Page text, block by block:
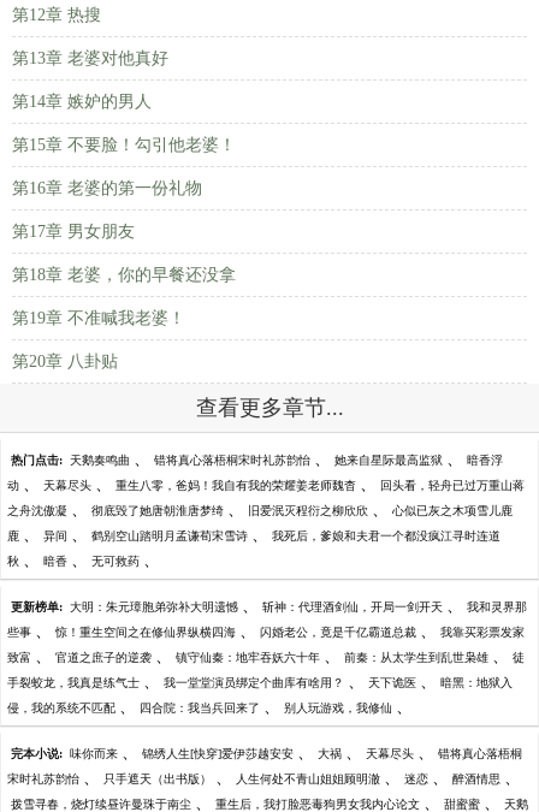
第12章 热搜
第13章 老婆对他真好
第14章 嫉妒的男人
第15章 不要脸！勾引他老婆！
第16章 老婆的第一份礼物
第17章 男女朋友
第18章 老婆，你的早餐还没拿
第19章 不准喊我老婆！
第20章 八卦贴
查看更多章节...
热门点击: 天鹅奏鸣曲 、 错将真心落梧桐宋时礼苏韵怡 、 她来自星际最高监狱 、 暗香浮
动 、 天幕尽头 、 重生八零，爸妈！我自有我的荣耀姜老师魏杳 、 回头看，轻舟已过万重山蒋
之舟沈傲凝 、 彻底毁了她唐朝淮唐梦绮 、 旧爱泯灭程衍之柳欣欣 、 心似已灰之木项雪儿鹿
鹿 、 异间 、 鹤别空山踏明月孟谦荀宋雪诗 、 我死后，爹娘和夫君一个都没疯江寻时连道
秋 、 暗香 、 无可救药 、
更新榜单: 大明：朱元璋胞弟弥补大明遗憾 、 斩神：代理酒剑仙，开局一剑开天 、 我和灵界那
些事 、 惊！重生空间之在修仙界纵横四海 、 闪婚老公，竟是千亿霸道总裁 、 我靠买彩票发家
致富 、 官道之庶子的逆袭 、 镇守仙秦：地牢吞妖六十年 、 前秦：从太学生到乱世枭雄 、 徒
手裂蛟龙，我真是练气士 、 我一堂堂演员绑定个曲库有啥用？ 、 天下诡医 、 暗黑：地狱入
侵，我的系统不匹配 、 四合院：我当兵回来了 、 别人玩游戏，我修仙 、
完本小说: 味你而来 、 锦绣人生[快穿]爱伊莎越安安 、 大祸 、 天幕尽头 、 错将真心落梧桐
宋时礼苏韵怡 、 只手遮天（出书版） 、 人生何处不青山姐姐顾明澈 、 迷恋 、 醉酒情思 、
拨雪寻春，烧灯续昼许曼珠于南尘 、 重生后，我打脸恶毒狗男女我内心论文 、 甜蜜蜜 、 天鹅